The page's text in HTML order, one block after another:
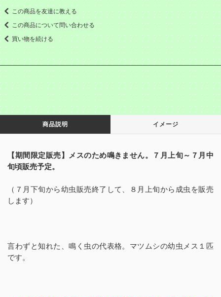
この商品を友達に教える
この商品について問い合わせる
買い物を続ける
商品説明 イメージ
【期間限定販売】メスのため鳴きません。７月上旬～７月中
旬頃販売予定。
（７月下旬から幼虫販売終了して、８月上旬から成虫を販売
します）
言わずと知れた、鳴く虫の代表格。マツムシの幼虫メス１匹
です。